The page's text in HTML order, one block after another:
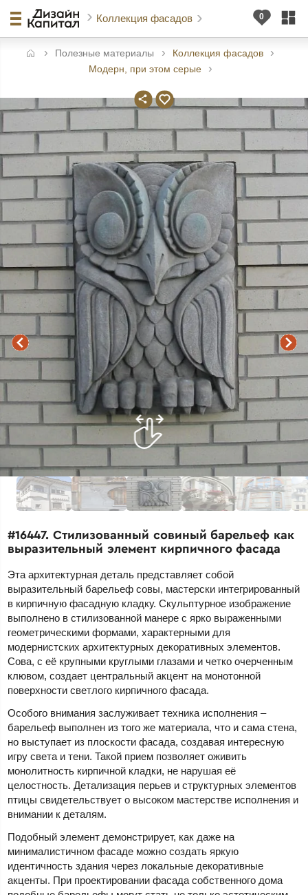
Коллекция фасадов
Полезные материалы
Коллекция фасадов
Модерн, при этом серые
#16447. Стилизованный совиный барельеф как
выразительный элемент кирпичного фасада
Эта архитектурная деталь представляет собой
выразительный барельеф совы, мастерски интегрированный
в кирпичную фасадную кладку. Скульптурное изображение
выполнено в стилизованной манере с ярко выраженными
геометрическими формами, характерными для
модернистских архитектурных декоративных элементов.
Сова, с её крупными круглыми глазами и четко очерченным
клювом, создает центральный акцент на монотонной
поверхности светлого кирпичного фасада.
Особого внимания заслуживает техника исполнения –
барельеф выполнен из того же материала, что и сама стена,
но выступает из плоскости фасада, создавая интересную
игру света и тени. Такой прием позволяет оживить
монолитность кирпичной кладки, не нарушая её
целостность. Детализация перьев и структурных элементов
птицы свидетельствует о высоком мастерстве исполнения и
внимании к деталям.
Подобный элемент демонстрирует, как даже на
минималистичном фасаде можно создать яркую
идентичность здания через локальные декоративные
акценты. При проектировании фасада собственного дома